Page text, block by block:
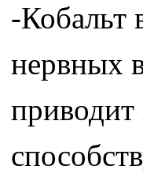
-Кобальт
нервных